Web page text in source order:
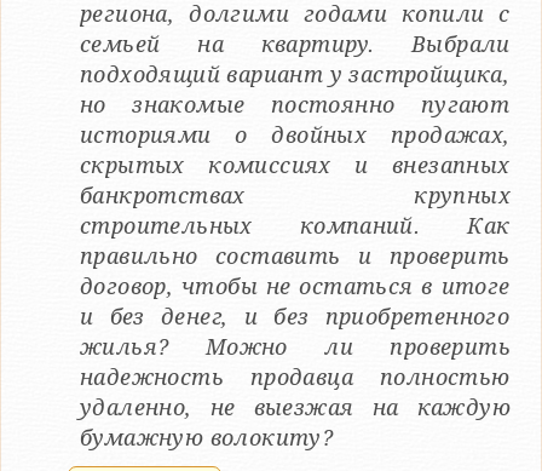
региона, долгими годами копили с
семьей на квартиру. Выбрали
подходящий вариант у застройщика,
но знакомые постоянно пугают
историями о двойных продажах,
скрытых комиссиях и внезапных
банкротствах крупных
строительных компаний. Как
правильно составить и проверить
договор, чтобы не остаться в итоге
и без денег, и без приобретенного
жилья? Можно ли проверить
надежность продавца полностью
удаленно, не выезжая на каждую
бумажную волокиту?